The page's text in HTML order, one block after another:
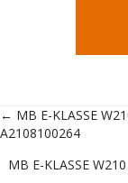
Posts
navigation
← MB E-KLASSE
A2108100264
MB E-KLASSE